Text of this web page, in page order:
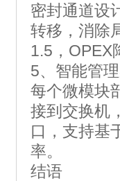
密封通道设
转移，消除
1.5，OPEX
5、智能管
每个微模块
接到交换机
口，支持基
率。
结语